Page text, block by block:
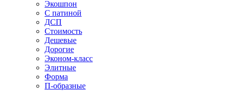
Экошпон
С патиной
ДСП
Стоимость
Дешевые
Дорогие
Эконом-класс
Элитные
Форма
П-образные